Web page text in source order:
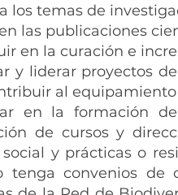
los temas de
las publicaciones
en la curación e
y liderar proyectos
al
en la formación
de cursos y
social y prácticas o
tenga convenios de